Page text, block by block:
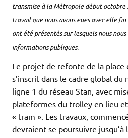
transmise à la Métropole début octobre
travail que nous avons eues avec elle
ont été présentés sur lesquels nous
informations publiques.
Le projet de refonte de la place
s’inscrit dans le cadre global
ligne 1 du réseau Stan, avec
plateformes du trolley en lieu et
« tram ». Les travaux,
devraient se poursuivre jusqu’à